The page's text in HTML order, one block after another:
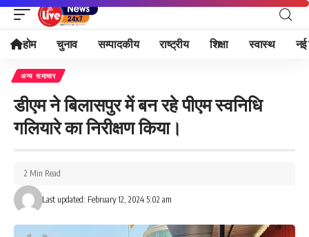
होम चुनाव सम्पादकीय राष्ट्रीय शिक्षा स्वास्थ नई
अन्य समाचार
डीएम ने बिलासपुर में बन रहे पीएम स्वनिधि
गलियारे का निरीक्षण किया।
Last updated: February 12, 2024 5:02 am
2 Min Read